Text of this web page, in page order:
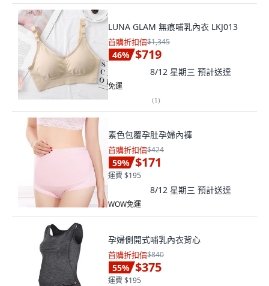
LUNA GLAM 無痕哺乳內衣 LKJ013
首購折扣價$1,345
46% $719
8/12 星期三 預計送達
免運
(1)
素色包覆孕肚孕婦內褲
首購折扣價$424
59% $171
運費 $195
8/12 星期三 預計送達
WOW免運
孕婦側開式哺乳內衣背心
首購折扣價$840
55% $375
運費 $195